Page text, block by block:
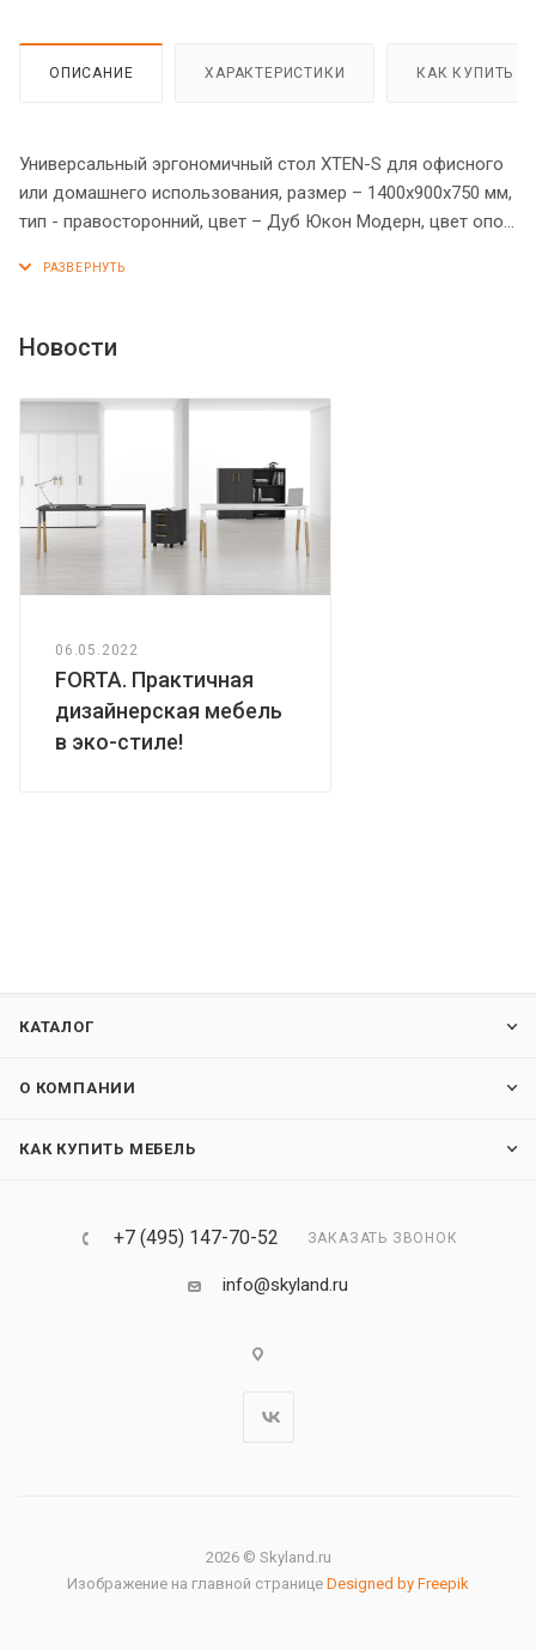
ОПИСАНИЕ ХАРАКТЕРИСТИКИ КАК КУПИТЬ
Универсальный эргономичный стол XTEN-S для офисного
или домашнего использования, размер – 1400х900х750 мм,
тип - правосторонний, цвет – Дуб Юкон Модерн, цвет опор
долговечным металлокаркасом типа BENCH из двух П-
металлической траверсой. Металлокаркас имеет
обеспечат столу устойчивость на неровном полу.
Новости
06.05.2022
FORTA. Практичная
дизайнерская мебель
в эко-стиле!
КАТАЛОГ
О КОМПАНИИ
КАК КУПИТЬ МЕБЕЛЬ
+7 (495) 147-70-52 ЗАКАЗАТЬ ЗВОНОК
info@skyland.ru
2026 © Skyland.ru
Изображение на главной странице Designed by Freepik